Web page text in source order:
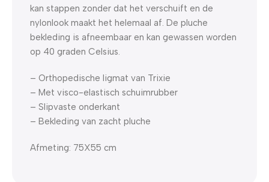
kan stappen zonder dat het verschuift en de
nylonlook maakt het helemaal af. De pluche
bekleding is afneembaar en kan gewassen worden
op 40 graden Celsius.
– Orthopedische ligmat van Trixie
– Met visco-elastisch schuimrubber
– Slipvaste onderkant
– Bekleding van zacht pluche
Afmeting: 75X55 cm